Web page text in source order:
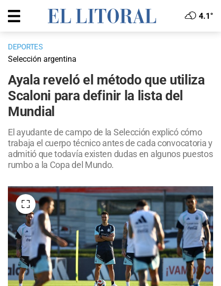
4.1°
DEPORTES
Selección argentina
Ayala reveló el método que utiliza
Scaloni para definir la lista del
Mundial
El ayudante de campo de la Selección explicó cómo
trabaja el cuerpo técnico antes de cada convocatoria y
admitió que todavía existen dudas en algunos puestos
rumbo a la Copa del Mundo.